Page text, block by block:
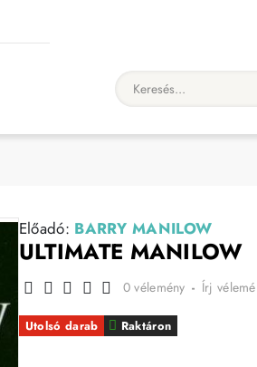
Keresés...
Előadó: BARRY MANILOW
ULTIMATE MANILOW
Raktáron
Utolsó darab
0 vélemény - Írj